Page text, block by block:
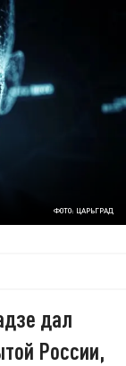
ФОТО: ЦАРЬГРАД
дал
России,